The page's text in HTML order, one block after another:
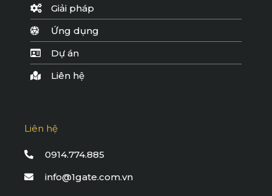
Giải pháp
Ứng dụng
Dự án
Liên hệ
Liên hệ
0914.774.885
info@1gate.com.vn